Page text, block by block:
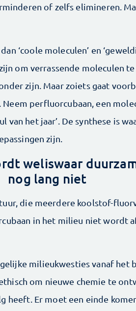
of zelfs elimineren.
‘coole moleculen’ en
om verrassende mole­culen
zijn. Maar zoiets gaat
perfluorcubaan, een
van het jaar’. De synthese is
zijn.
weliswaar
nog lang niet
die meerdere koolstof-
in het milieu niet wordt
milieu­kwesties vanaf het
om nieuwe chemie te
heeft. Er moet een einde